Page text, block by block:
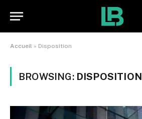
Accueil » Disposition
BROWSING: DISPOSITION